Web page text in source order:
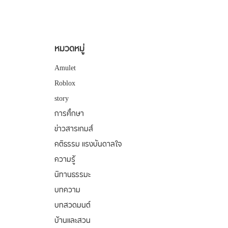
หมวดหมู่
Amulet
Roblox
story
การศึกษา
ข่าวสารเกมส์
คติธรรม แรงบันดาลใจ
ความรู้
นิทานธรรมะ
บทความ
บทสวดมนต์
บ้านและสวน